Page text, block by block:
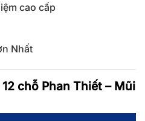
cao cấp
Nhất
chỗ Phan Thiết – Mũi